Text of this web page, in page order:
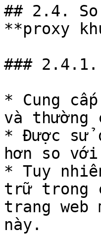
## 2.4.
**proxy
###
* Cung
và thường
* Được sử
hơn so
* Tuy
trữ trong
trang web
này.